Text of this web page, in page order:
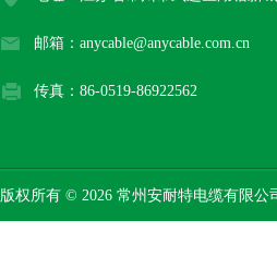
邮箱：anycable@anycable.com.cn
传真：86-0519-86922562
版权所有 © 2026 常州安耐特电缆有限公